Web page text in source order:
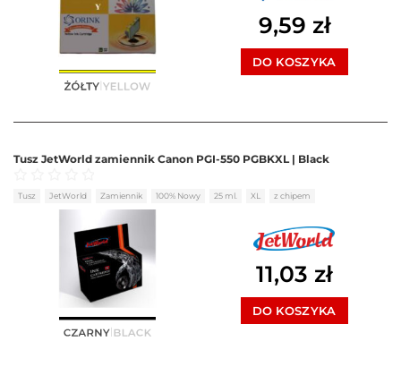
9,59 zł
DO KOSZYKA
Tusz JetWorld zamiennik Canon PGI-550 PGBKXL | Black
Oceniono 0na 5
Tusz JetWorld Zamiennik 100% Nowy 25 ml. XL z chipem
11,03 zł
DO KOSZYKA